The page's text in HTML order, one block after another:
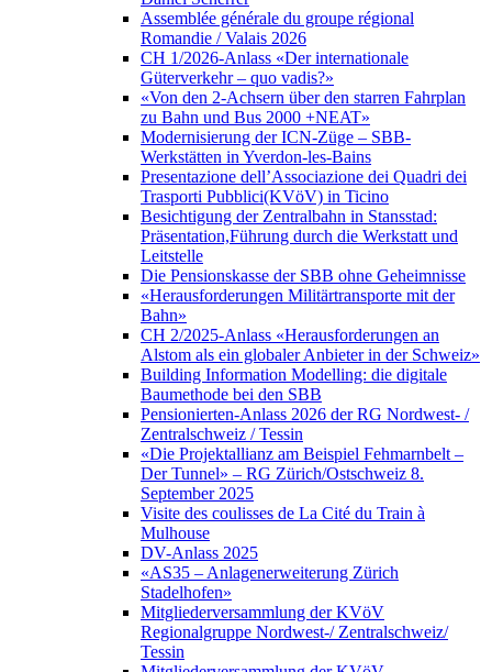
Assemblée générale du groupe régional
Romandie / Valais 2026
CH 1/2026-Anlass «Der internationale
Güterverkehr – quo vadis?»
«Von den 2-Achsern über den starren Fahrplan
zu Bahn und Bus 2000 +NEAT»
Modernisierung der ICN-Züge – SBB-
Werkstätten in Yverdon-les-Bains
Presentazione dell’Associazione dei Quadri dei
Trasporti Pubblici(KVöV) in Ticino
Besichtigung der Zentralbahn in Stansstad:
Präsentation,Führung durch die Werkstatt und
Leitstelle
Die Pensionskasse der SBB ohne Geheimnisse
«Herausforderungen Militärtransporte mit der
Bahn»
CH 2/2025-Anlass «Herausforderungen an
Alstom als ein globaler Anbieter in der Schweiz»
Building Information Modelling: die digitale
Baumethode bei den SBB
Pensionierten-Anlass 2026 der RG Nordwest- /
Zentralschweiz / Tessin
«Die Projektallianz am Beispiel Fehmarnbelt –
Der Tunnel» – RG Zürich/Ostschweiz 8.
September 2025
Visite des coulisses de La Cité du Train à
Mulhouse
DV-Anlass 2025
«AS35 – Anlagenerweiterung Zürich
Stadelhofen»
Mitgliederversammlung der KVöV
Regionalgruppe Nordwest-/ Zentralschweiz/
Tessin